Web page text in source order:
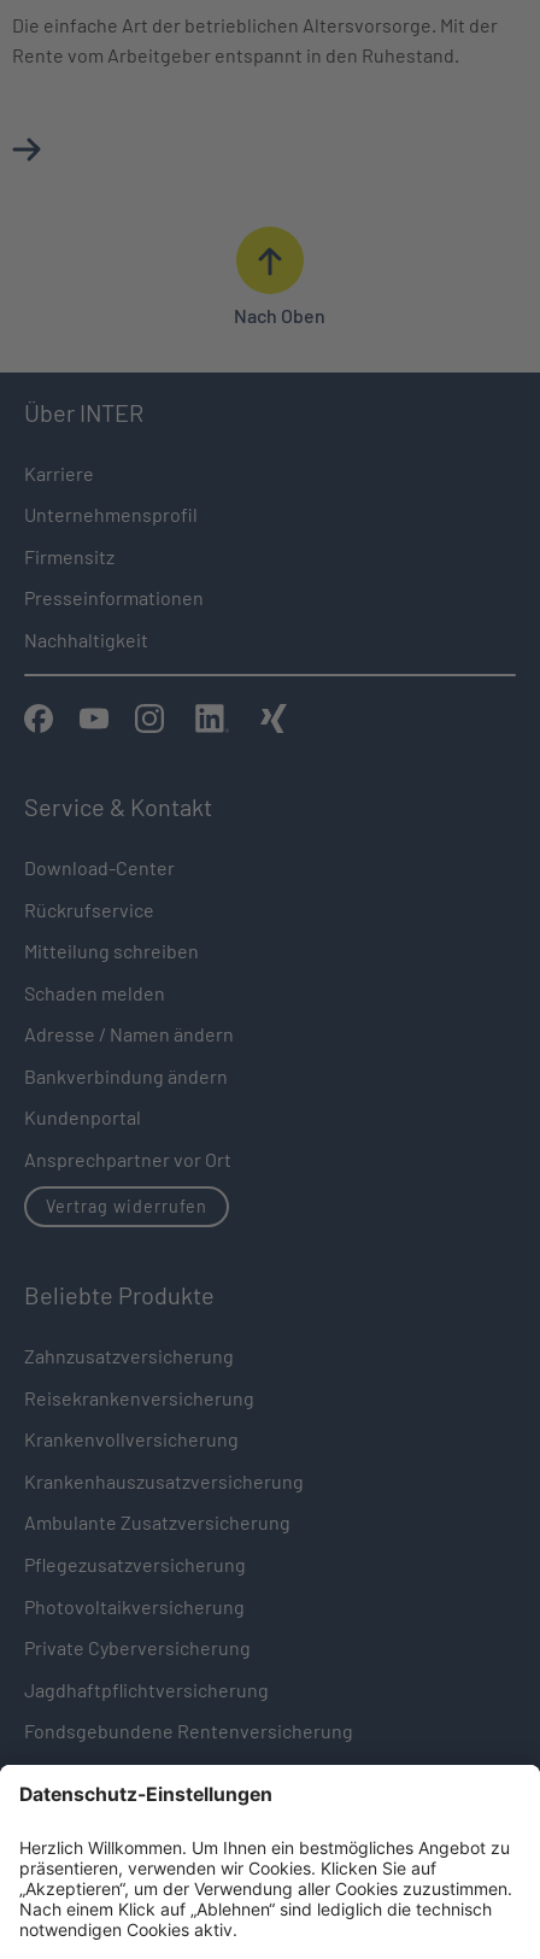
Die einfache Art der betrieblichen Altersvorsorge. Mit der
Rente vom Arbeitgeber entspannt in den Ruhestand.
Mehr über Direktversicherung erfahren
Nach Oben
Über INTER
Karriere
Unternehmensprofil
Firmensitz
Presseinformationen
Nachhaltigkeit
Service & Kontakt
Download-Center
Rückrufservice
Mitteilung schreiben
Schaden melden
Adresse / Namen ändern
Bankverbindung ändern
Kundenportal
Ansprechpartner vor Ort
Vertrag widerrufen
Beliebte Produkte
Zahnzusatzversicherung
Reisekrankenversicherung
Krankenvollversicherung
Krankenhauszusatzversicherung
Ambulante Zusatzversicherung
Pflegezusatzversicherung
Photovoltaikversicherung
Private Cyberversicherung
Jagdhaftpflichtversicherung
Fondsgebundene Rentenversicherung
Hinweise & Informationen
Impressum
Datenschutz